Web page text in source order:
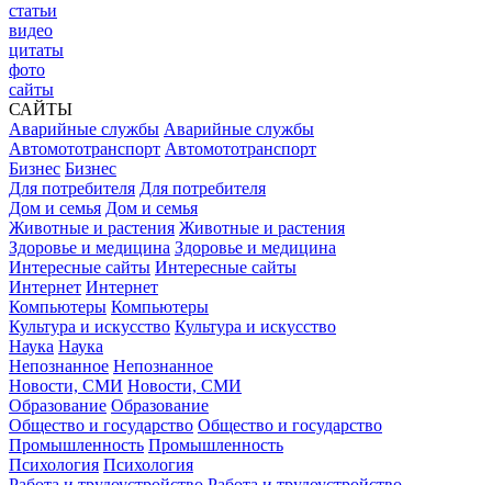
статьи
видео
цитаты
фото
сайты
САЙТЫ
Аварийные службы Аварийные службы
Автомототранспорт Автомототранспорт
Бизнес Бизнес
Для потребителя Для потребителя
Дом и семья Дом и семья
Животные и растения Животные и растения
Здоровье и медицина Здоровье и медицина
Интересные сайты Интересные сайты
Интернет Интернет
Компьютеры Компьютеры
Культура и искусство Культура и искусство
Наука Наука
Непознанное Непознанное
Новости, СМИ Новости, СМИ
Образование Образование
Общество и государство Общество и государство
Промышленность Промышленность
Психология Психология